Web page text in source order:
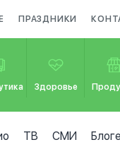
ПРАЗДНИКИ
Здоровье
ТВ СМИ